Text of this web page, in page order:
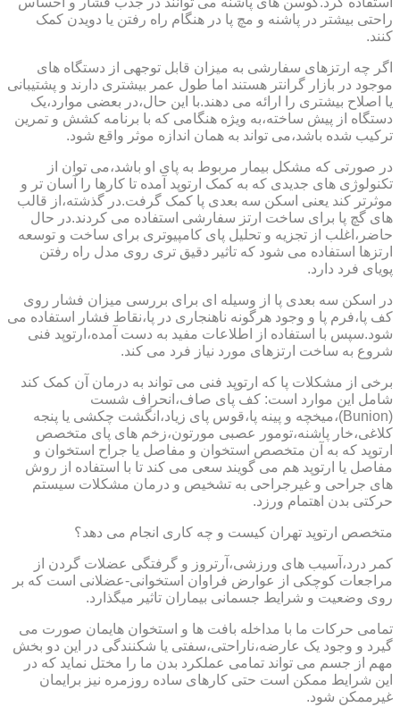
راحتی بیشتر در پاشنه و مچ پا در هنگام راه رفتن یا دویدن کمک
کنند.
اگر چه ارتزهای سفارشی به میزان قابل توجهی از دستگاه های
موجود در بازار گرانتر هستند اما طول عمر بیشتری دارند و پشتیبانی
یا اصلاح بیشتری را ارائه می دهند.با این حال،در بعضی موارد،یک
دستگاه از پیش ساخته،به ویژه هنگامی که با برنامه کشش و تمرین
ترکیب شده باشد،می تواند به همان اندازه موثر واقع شود.
در صورتی که مشکل بیمار مربوط به پای او باشد،می توان از
تکنولوژی های جدیدی که به کمک ارتوپد آمده تا کارها را آسان تر و
موثرتر کند یعنی اسکن سه بعدی پا کمک گرفت.در گذشته،از قالب
های گچ پا برای ساخت ارتز سفارشی استفاده می کردند.در حال
حاضر،اغلب از تجزیه و تحلیل پای کامپیوتری برای ساخت و توسعه
ارتزها استفاده می شود که تاثیر دقیق تری روی مدل راه رفتن
پویای فرد دارد.
در اسکن سه بعدی پا از وسیله ای برای بررسی میزان فشار روی
کف پا،فرم پا و وجود هرگونه ناهنجاری در پا،نقاط فشار استفاده می
شود.سپس با استفاده از اطلاعات مفید به دست آمده،ارتوپد فنی
شروع به ساخت ارتزهای مورد نیاز فرد می کند.
برخی از مشکلات پا که ارتوپد فنی می تواند به درمان آن کمک کند
شامل این موارد است: کف پای صاف،انحراف شست
(Bunion)،میخچه و پینه پا،قوس پای زیاد،انگشت چکشی یا پنجه
کلاغی،خار پاشنه،تومور عصبی مورتون،زخم های پای متخصص
ارتوپد که به آن متخصص استخوان و مفاصل یا جراح استخوان و
مفاصل یا ارتوپد هم می گویند سعی می کند تا با استفاده از روش
های جراحی و غیرجراحی به تشخیص و درمان مشکلات سیستم
حرکتی بدن اهتمام ورزد.
متخصص ارتوپد تهران کیست و چه کاری انجام می دهد؟
کمر درد،آسیب های ورزشی،آرتروز و گرفتگی عضلات گردن از
مراجعات کوچکی از عوارض فراوان استخوانی-عضلانی است که بر
روی وضعیت و شرایط جسمانی بیماران تاثیر میگذارد.
تمامی حرکات ما با مداخله بافت ها و استخوان هایمان صورت می
گیرد و وجود یک عارضه،ناراحتی،سفتی یا شکنندگی در این دو بخش
مهم از جسم می تواند تمامی عملکرد بدن ما را مختل نماید که در
این شرایط ممکن است حتی کارهای ساده روزمره نیز برایمان
غیرممکن شود.